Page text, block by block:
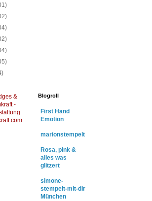
&
-
Blogroll
First Hand
Emotion
marionstempelt
Rosa, pink &
alles was
glitzert
simone-
stempelt-mit-dir
München